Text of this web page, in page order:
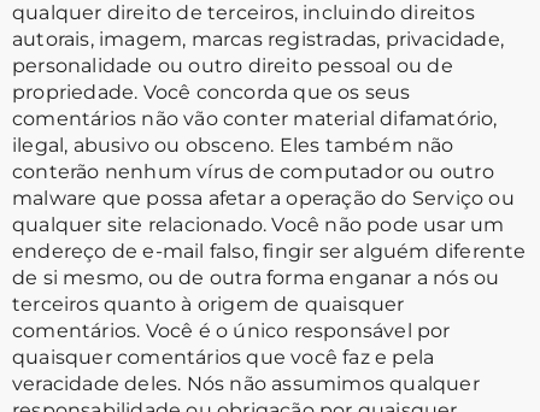
qualquer direito de terceiros, incluindo direitos
autorais, imagem, marcas registradas, privacidade,
personalidade ou outro direito pessoal ou de
propriedade. Você concorda que os seus
comentários não vão conter material difamatório,
ilegal, abusivo ou obsceno. Eles também não
conterão nenhum vírus de computador ou outro
malware que possa afetar a operação do Serviço ou
qualquer site relacionado. Você não pode usar um
endereço de e-mail falso, fingir ser alguém diferente
de si mesmo, ou de outra forma enganar a nós ou
terceiros quanto à origem de quaisquer
comentários. Você é o único responsável por
quaisquer comentários que você faz e pela
veracidade deles. Nós não assumimos qualquer